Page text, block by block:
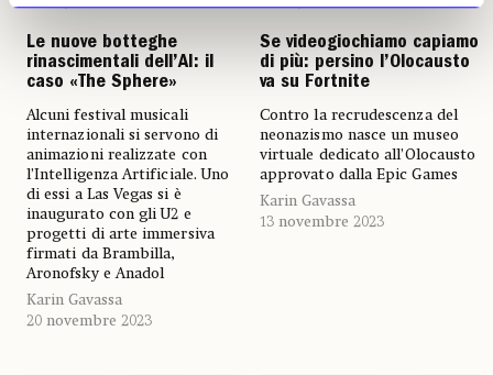
Le nuove botteghe
rinascimentali dell’AI: il
caso «The Sphere»
Alcuni festival musicali
internazionali si servono di
animazioni realizzate con
l’Intelligenza Artificiale. Uno
di essi a Las Vegas si è
inaugurato con gli U2 e
progetti di arte immersiva
firmati da Brambilla,
Aronofsky e Anadol
Karin Gavassa
20 novembre 2023
Se videogiochiamo capiamo
di più: persino l’Olocausto
va su Fortnite
Contro la recrudescenza del
neonazismo nasce un museo
virtuale dedicato all’Olocausto
approvato dalla Epic Games
Karin Gavassa
13 novembre 2023